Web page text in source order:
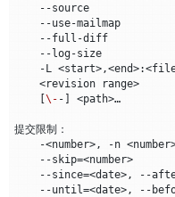
--
-L
[\- - ]
-<number>, -n
    --skip
=
    --since
=<date>, --
    --until
=<date>, --